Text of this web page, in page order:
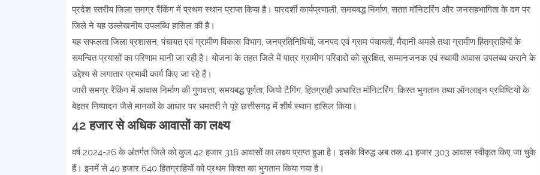
प्रदेश स्तरीय जिला समग्र रैंकिंग में प्रथम स्थान प्राप्त किया है। पारदर्शी कार्यप्रणाली, समयबद्ध निर्माण, सतत मॉनिटरिंग और जनसहभागिता के दम पर
जिले ने यह उल्लेखनीय उपलब्धि हासिल की है।
यह सफलता जिला प्रशासन, पंचायत एवं ग्रामीण विकास विभाग, जनप्रतिनिधियों, जनपद एवं ग्राम पंचायतों, मैदानी अमले तथा ग्रामीण हितग्राहियों के
समन्वित प्रयासों का परिणाम मानी जा रही है। योजना के तहत जिले में पात्र ग्रामीण परिवारों को सुरक्षित, सम्मानजनक एवं स्थायी आवास उपलब्ध कराने के
उद्देश्य से लगातार प्रभावी कार्य किए जा रहे हैं।
जारी समग्र रैंकिंग में आवास निर्माण की गुणवत्ता, समयबद्ध पूर्णता, जियो टैगिंग, हितग्राही आधारित मॉनिटरिंग, किस्त भुगतान तथा ऑनलाइन प्रविष्टियों के
बेहतर निष्पादन जैसे मानकों के आधार पर धमतरी ने पूरे छत्तीसगढ़ में शीर्ष स्थान हासिल किया।
42 हजार से अधिक आवासों का लक्ष्य
वर्ष 2024-26 के अंतर्गत जिले को कुल 42 हजार 318 आवासों का लक्ष्य प्राप्त हुआ है। इसके विरुद्ध अब तक 41 हजार 303 आवास स्वीकृत किए जा चुके
हैं। इनमें से 40 हजार 640 हितग्राहियों को प्रथम किश्त का भुगतान किया गया है।